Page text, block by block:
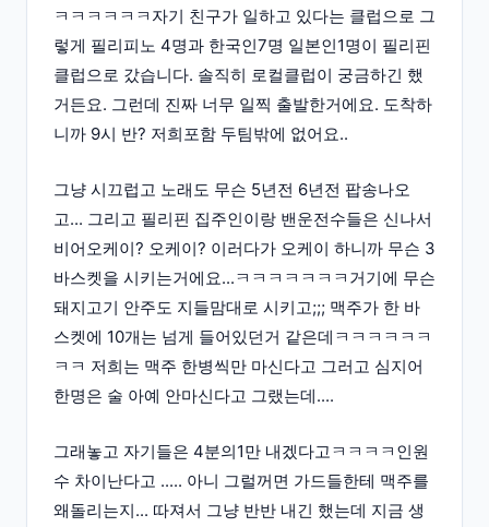
ㅋㅋㅋㅋㅋㅋ자기 친구가 일하고 있다는 클럽으로 그
렇게 필리피노 4명과 한국인7명 일본인1명이 필리핀
클럽으로 갔습니다. 솔직히 로컬클럽이 궁금하긴 했
거든요. 그런데 진짜 너무 일찍 출발한거에요. 도착하
니까 9시 반? 저희포함 두팀밖에 없어요..
그냥 시끄럽고 노래도 무슨 5년전 6년전 팝송나오
고... 그리고 필리핀 집주인이랑 밴운전수들은 신나서
비어오케이? 오케이? 이러다가 오케이 하니까 무슨 3
바스켓을 시키는거에요...ㅋㅋㅋㅋㅋㅋㅋ거기에 무슨
돼지고기 안주도 지들맘대로 시키고;;; 맥주가 한 바
스켓에 10개는 넘게 들어있던거 같은데ㅋㅋㅋㅋㅋㅋ
ㅋㅋ 저희는 맥주 한병씩만 마신다고 그러고 심지어
한명은 술 아예 안마신다고 그랬는데....
그래놓고 자기들은 4분의1만 내겠다고ㅋㅋㅋㅋ인원
수 차이난다고 ..... 아니 그럴꺼면 가드들한테 맥주를
왜돌리는지... 따져서 그냥 반반 내긴 했는데 지금 생